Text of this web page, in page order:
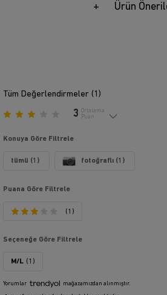
Ürün
Tüm Değerlendirmeler (1 )
3 Ortalama
Puan
Konuya Göre Filtrele
tümü (1) fotoğraflı (1)
Puana Göre Filtrele
(1)
Seçeneğe Göre Filtrele
M/L (1)
Yorumlar mağazamızdan alınmıştır.